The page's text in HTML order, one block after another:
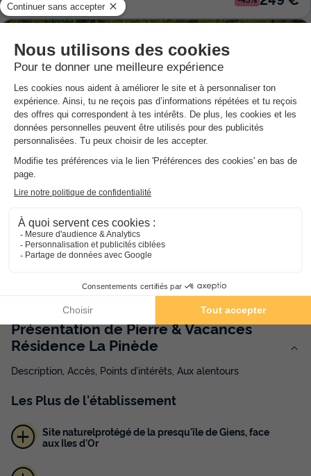
Camping Tikayan Les Palmiers
Provence-alpes-côte D'azur,Hyères
Excellent
MOBILHOME 6 personnes
Du 3 au 10 oct., 7 nuits, à partir de
Présentation de Pierre & Vacances
Résidence La Pinède
Description, Accès, Points d’intérêts, Aux alentours
Les Plusde l'établissement
Site naturelprotégé de la presqu'île de Giens, face
aux Iles d'Or